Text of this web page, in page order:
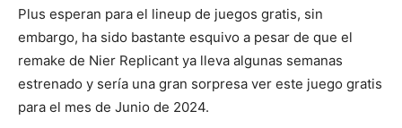
Plus esperan para el lineup de juegos gratis, sin
embargo, ha sido bastante esquivo a pesar de que el
remake de Nier Replicant ya lleva algunas semanas
estrenado y sería una gran sorpresa ver este juego gratis
para el mes de Junio de 2024.